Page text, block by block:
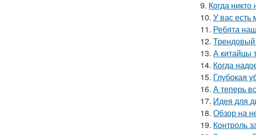
9. Когда
10. У вас есть
11. Ребята
12. Трендовый
13. А китайцы
14. Когда
15. Глубокая
16. А теперь
17. Идея для
18. Обзор на
19. Контроль